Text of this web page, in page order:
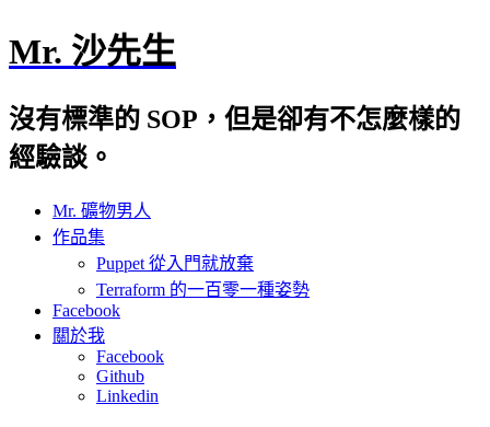
Mr. 沙先生
沒有標準的 SOP，但是卻有不怎麼樣的
經驗談。
Mr. 礦物男人
作品集
Puppet 從入門就放棄
Terraform 的一百零一種姿勢
Facebook
關於我
Facebook
Github
Linkedin